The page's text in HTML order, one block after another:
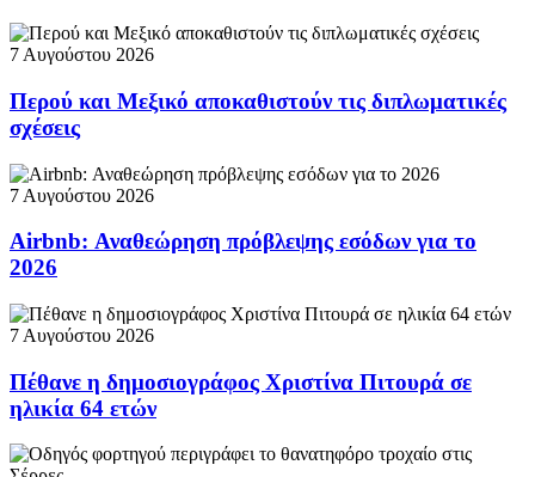
7 Αυγούστου 2026
Περού και Μεξικό αποκαθιστούν τις διπλωματικές
σχέσεις
7 Αυγούστου 2026
Airbnb: Αναθεώρηση πρόβλεψης εσόδων για το
2026
7 Αυγούστου 2026
Πέθανε η δημοσιογράφος Χριστίνα Πιτουρά σε
ηλικία 64 ετών